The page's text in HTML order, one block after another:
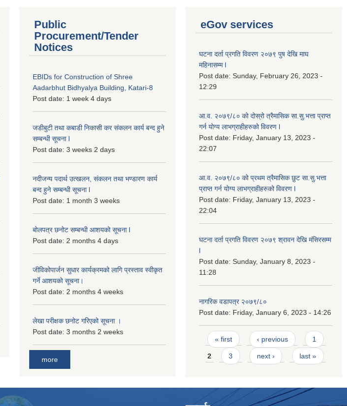
Public
Procurement/Tender
Notices
EBIDs for Construction of Shree
Aadarbhut Bidhyalya Building, Katari-8
Post date: 1 week 4 days
जडीबुटी तथा कबाडी निकासी कर संकलन कार्य बन्द हुने
सम्बन्धी सूचना l
Post date: 3 weeks 2 days
नदीजन्य पदार्थ उत्खलन, संकलन तथा भण्डारण कार्य
बन्द हुने सम्बन्धी सूचना l
Post date: 1 month 3 weeks
बोलपत्र छनोट सम्बन्धी आशयको सूचना l
Post date: 2 months 4 days
जीविकोपार्जन सुधार कार्यक्रमको लागि प्रस्ताव स्वीकृत
गर्ने आशयको सूचना।
Post date: 2 months 4 weeks
लेखा परीक्षक छनोट गरिएको सूचना ।
Post date: 3 months 2 weeks
more
eGov services
घटना दर्ता प्रगति विवरण २०७९ पुष देखि माघ
महिनासम्म l
Post date: Sunday, February 26, 2023 -
12:29
आ.व. २०७९/८० को दोस्रो त्रैमासिक सा.सु.भ‍त्ता प्राप्त
गर्न योग्य लाभग्राहीहरुको विवरण l
Post date: Friday, January 13, 2023 -
22:07
आ.व. २०७९/८० को प्रथम त्रैमासिक छुट सा.सु.भ‍त्ता
प्राप्त गर्न योग्य लाभग्राहीहरुको विवरण l
Post date: Friday, January 13, 2023 -
22:04
घटना दर्ता प्रगति विवरण २०७९ श्रावन देखि मंसिरसम्म
l
Post date: Sunday, January 8, 2023 -
11:28
नागरिक वडापत्र २०७९/८०
Post date: Friday, January 6, 2023 - 14:26
Pages
« first ‹ previous 1
2 3 next › last »